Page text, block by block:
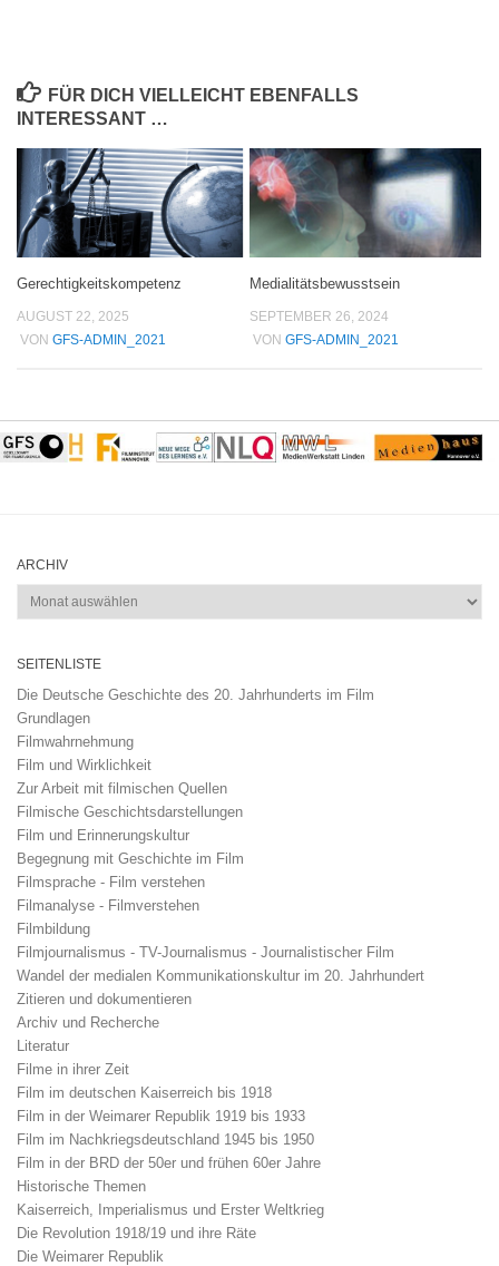
FÜR DICH VIELLEICHT EBENFALLS
INTERESSANT …
Gerechtigkeitskompetenz
AUGUST 22, 2025
VON GFS-ADMIN_2021
Medialitätsbewusstsein
SEPTEMBER 26, 2024
VON GFS-ADMIN_2021
ARCHIV
Archiv
SEITENLISTE
Die Deutsche Geschichte des 20. Jahrhunderts im Film
Grundlagen
Filmwahrnehmung
Film und Wirklichkeit
Zur Arbeit mit filmischen Quellen
Filmische Geschichtsdarstellungen
Film und Erinnerungskultur
Begegnung mit Geschichte im Film
Filmsprache - Film verstehen
Filmanalyse - Filmverstehen
Filmbildung
Filmjournalismus - TV-Journalismus - Journalistischer Film
Wandel der medialen Kommunikationskultur im 20. Jahrhundert
Zitieren und dokumentieren
Archiv und Recherche
Literatur
Filme in ihrer Zeit
Film im deutschen Kaiserreich bis 1918
Film in der Weimarer Republik 1919 bis 1933
Film im Nachkriegsdeutschland 1945 bis 1950
Film in der BRD der 50er und frühen 60er Jahre
Historische Themen
Kaiserreich, Imperialismus und Erster Weltkrieg
Die Revolution 1918/19 und ihre Räte
Die Weimarer Republik